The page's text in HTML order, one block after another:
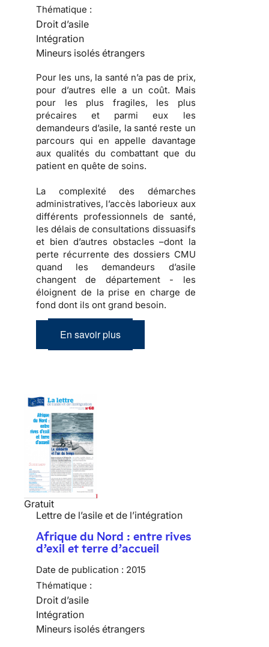
Thématique :
Droit d’asile
Intégration
Mineurs isolés étrangers
Pour les uns, la santé n’a pas de prix,
pour d’autres elle a un coût. Mais
pour les plus fragiles, les plus
précaires et parmi eux les
demandeurs d’asile, la santé reste un
parcours qui en appelle davantage
aux qualités du combattant que du
patient en quête de soins.
La complexité des démarches
administratives, l’accès laborieux aux
différents professionnels de santé,
les délais de consultations dissuasifs
et bien d’autres obstacles –dont la
perte récurrente des dossiers CMU
quand les demandeurs d’asile
changent de département - les
éloignent de la prise en charge de
fond dont ils ont grand besoin.
En savoir plus
Gratuit
Lettre de l’asile et de l’intégration
Afrique du Nord : entre rives
d’exil et terre d’accueil
Date de publication : 2015
Thématique :
Droit d’asile
Intégration
Mineurs isolés étrangers